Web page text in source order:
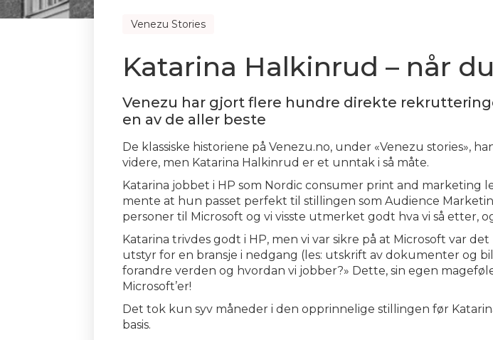
Venezu Stories
Katarina Halkinrud – når
Venezu har gjort flere hundre direkte
en av de aller beste
De klassiske historiene på Venezu.no, under «Venezu stories»,
videre, men Katarina Halkinrud er et unntak i så måte.
Katarina jobbet i HP som Nordic consumer print and marketing
mente at hun passet perfekt til stillingen som Audience
personer til Microsoft og vi visste utmerket godt hva vi så etter,
Katarina trivdes godt i HP, men vi var sikre på at Microsoft var
utstyr for en bransje i nedgang (les: utskrift av dokumenter og
forandre verden og hvordan vi jobber?» Dette, sin egen
Microsoft’er!
Det tok kun syv måneder i den opprinnelige stillingen før
basis.